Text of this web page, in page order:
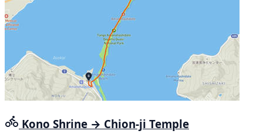
Kono Shrine → Chion-ji Temple